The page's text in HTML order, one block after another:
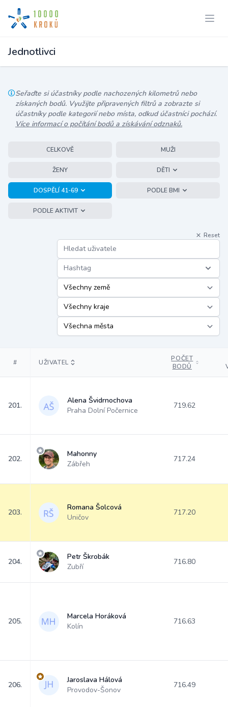
Jednotlivci
Seřaďte si účastníky podle nachozených kilometrů nebo
získaných bodů. Využijte připravených filtrů a zobrazte si
účastníky podle kategorií nebo místa, odkud účastníci pochází.
Více informací o počítání bodů a získávání odznaků.
CELKOVĚ MUŽI
ŽENY DĚTI
DOSPĚLÍ 41-69 PODLE BMI
PODLE AKTIVIT
Reset
Hashtag
# UŽIVATEL
POČET
BODŮ
201.
Alena Švidrnochova
Praha Dolní Počernice
719.62
202.
Mahonny
Zábřeh
717.24
203.
Romana Šolcová
Uničov
717.20
204.
Petr Škrobák
Zubří
716.80
205.
Marcela Horáková
Kolín
716.63
206.
Jaroslava Hálová
Provodov-Šonov
716.49